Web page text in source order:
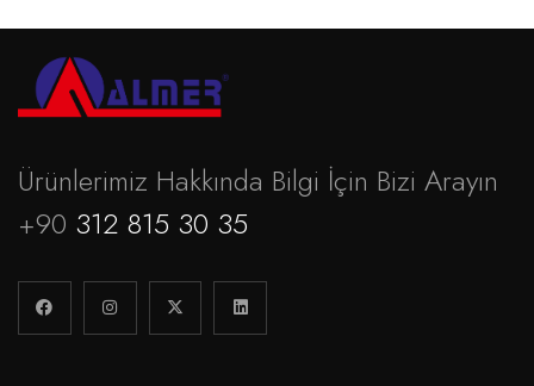
Ürünlerimiz Hakkında Bilgi İçin Bizi Arayın
+90 312 815 30 35